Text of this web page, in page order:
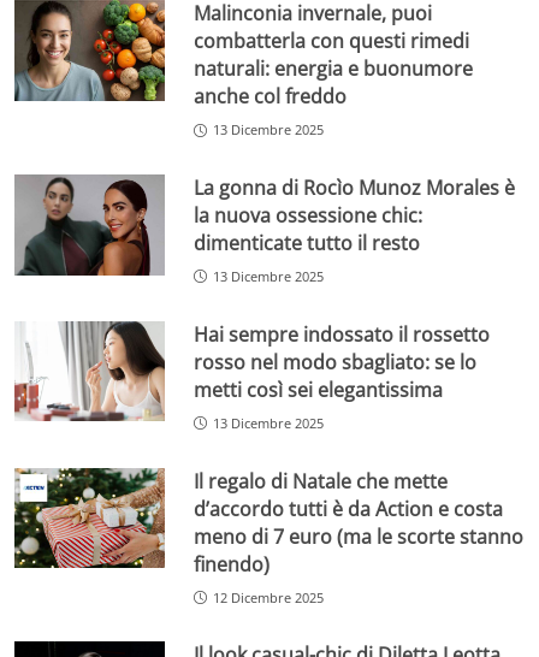
Malinconia invernale, puoi
combatterla con questi rimedi
naturali: energia e buonumore
anche col freddo
13 Dicembre 2025
La gonna di Rocìo Munoz Morales è
la nuova ossessione chic:
dimenticate tutto il resto
13 Dicembre 2025
Hai sempre indossato il rossetto
rosso nel modo sbagliato: se lo
metti così sei elegantissima
13 Dicembre 2025
Il regalo di Natale che mette
d’accordo tutti è da Action e costa
meno di 7 euro (ma le scorte stanno
finendo)
12 Dicembre 2025